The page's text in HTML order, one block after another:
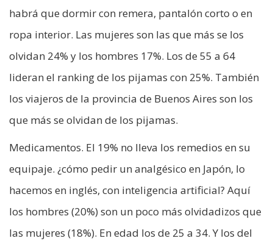
habrá que dormir con remera, pantalón corto o en
ropa interior. Las mujeres son las que más se los
olvidan 24% y los hombres 17%. Los de 55 a 64
lideran el ranking de los pijamas con 25%. También
los viajeros de la provincia de Buenos Aires son los
que más se olvidan de los pijamas.
Medicamentos. El 19% no lleva los remedios en su
equipaje. ¿cómo pedir un analgésico en Japón, lo
hacemos en inglés, con inteligencia artificial? Aquí
los hombres (20%) son un poco más olvidadizos que
las mujeres (18%). En edad los de 25 a 34. Y los del